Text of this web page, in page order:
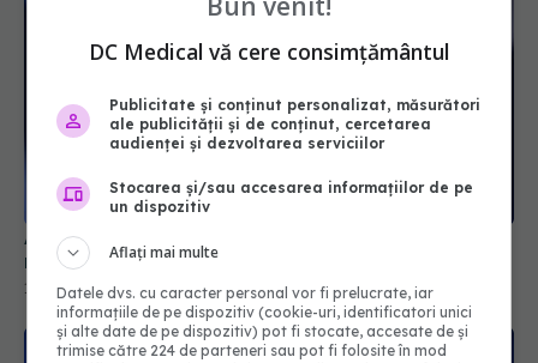
A murit actorul Sam Neill. Era cunoscut pentru
rolul din Jurassic Park
13 iul 2026, 11:23
DC Medical vă cere consimțământul
Publicitate și conținut personalizat, măsurători
ale publicității și de conținut, cercetarea
audienței și dezvoltarea serviciilor
Stocarea și/sau accesarea informațiilor de pe
un dispozitiv
Aflați mai multe
Datele dvs. cu caracter personal vor fi prelucrate, iar
informațiile de pe dispozitiv (cookie-uri, identificatori unici
și alte date de pe dispozitiv) pot fi stocate, accesate de și
trimise către 224 de parteneri sau pot fi folosite în mod